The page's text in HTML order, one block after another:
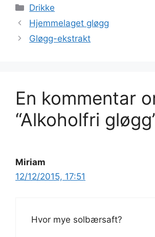
Kategorier
Drikke
Hjemmelaget gløgg
Gløgg-ekstrakt
En kommentar
“Alkoholfri
Miriam
12/12/2015, 17:51
Hvor mye solbærsaft?